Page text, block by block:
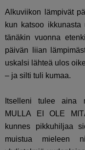
Alkuviikon lämpivät
kun katsoo ikkunasta
tänäkin vuonna
päivän liian
uskalsi lähteä ulos
– ja silti tuli kumaa.
Itselleni tulee aina
MULLA EI OLE
kunnes pikkuhiljaa
muistua mieleen